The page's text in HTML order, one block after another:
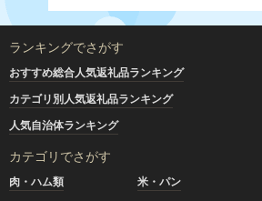
ランキングでさがす
おすすめ総合人気返礼品ランキング
カテゴリ別人気返礼品ランキング
人気自治体ランキング
カテゴリでさがす
肉・ハム類 米・パン